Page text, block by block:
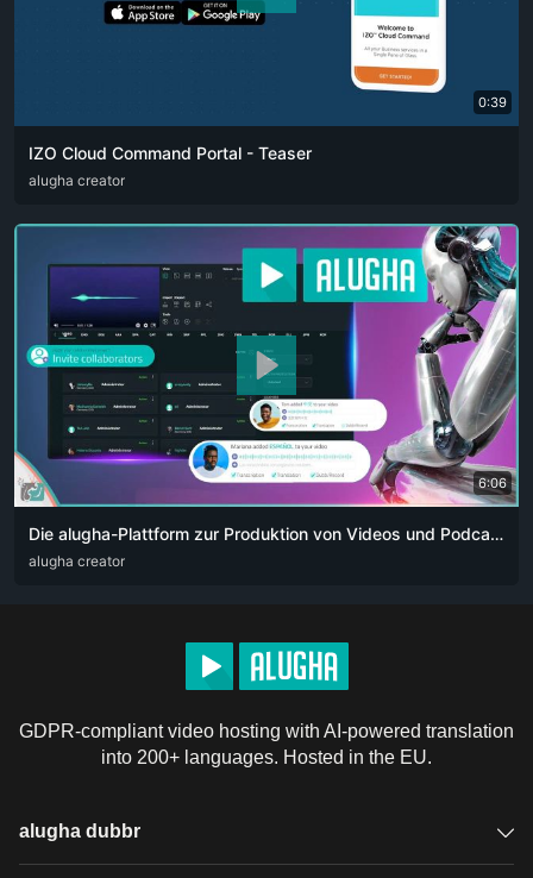
0:39
IZO Cloud Command Portal - Teaser
ARA ENG FRA
alugha creator
6:06
Die alugha-Plattform zur Produktion von Videos und Podcasts für Content-Creator. Die Revolution der künstlichen Intelligenz 👏🏻
ARA DEU ENG
alugha creator
GDPR-compliant video hosting with AI-powered translation
into 200+ languages. Hosted in the EU.
alugha dubbr